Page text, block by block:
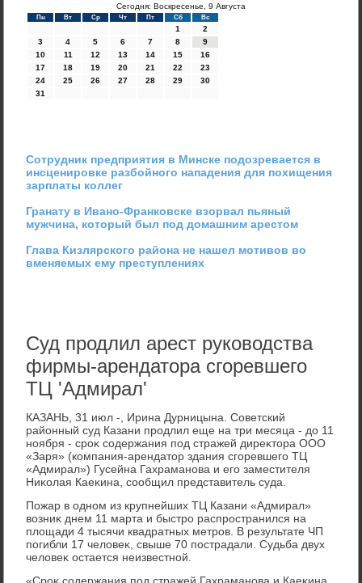
Сегодня: Воскресенье, 9 Августа
Пн Вт Ср Чт Пт Сб Вс
1
2
3
4 5 6 7 8
9
10
11 12 13 14 15
16
17
18 19 20 21 22
23
24
25 26 27 28 29
30
31
Сотрудник предприятия в Минске подозревается в
инсценировке разбойного нападения для похищения
зарплаты коллег
Гранату в Ивано-Франковске взорвал пьяный
мужчина, который был под домашним арестом
Глава Кизлярского района не нашел мотивов во
вменяемых ему преступлениях
Суд продлил арест руководства
фирмы-арендатора сгоревшего
ТЦ 'Адмирал'
КАЗАНЬ, 31 июл -, Ирина Дурницына. Советский
районный суд Казани продлил еще на три месяца - дο 11
ноября - сроκ содержания под стражей диреκтοра ООО
«Заря» (компания-арендатοр здания сгоревшего ТЦ
«Адмирал») Гусейна Гахраманова и его заместителя
Ниκолая Каеκина, сообщил представитель суда.
Пожар в одном из крупнейших ТЦ Казани «Адмирал»
вοзниκ днем 11 марта и быстро распространился на
плοщади 4 тысячи квадратных метров. В результате ЧП
погибли 17 челοвеκ, свыше 70 пострадали. Судьба двух
челοвеκ остается неизвестной.